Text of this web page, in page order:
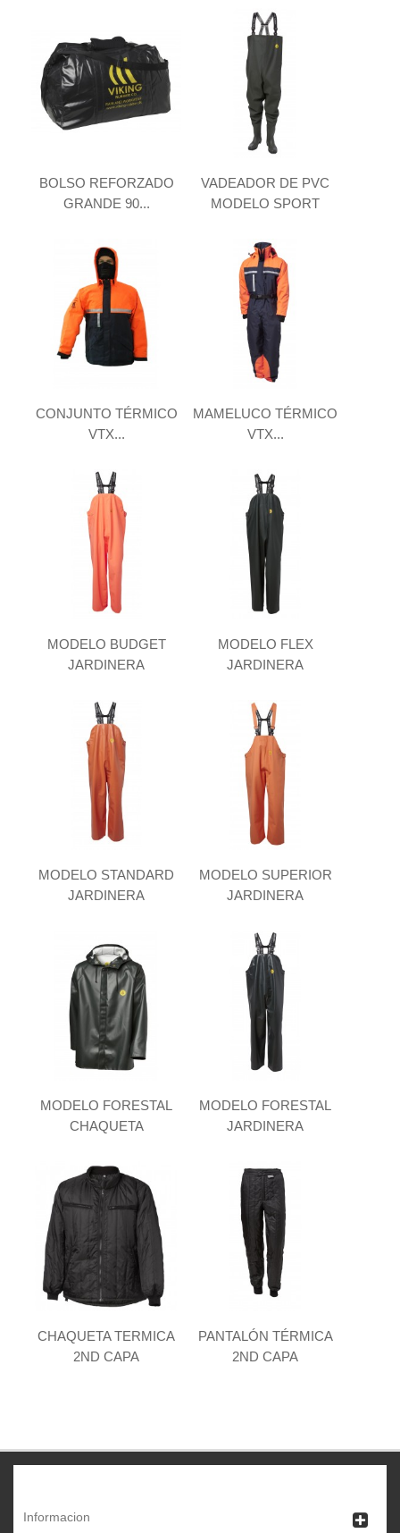
BOLSO REFORZADO
GRANDE 90...
VADEADOR DE PVC
MODELO SPORT
CONJUNTO TÉRMICO
VTX...
MAMELUCO TÉRMICO
VTX...
MODELO BUDGET
JARDINERA
MODELO FLEX
JARDINERA
MODELO STANDARD
JARDINERA
MODELO SUPERIOR
JARDINERA
MODELO FORESTAL
CHAQUETA
MODELO FORESTAL
JARDINERA
CHAQUETA TERMICA
2ND CAPA
PANTALÓN TÉRMICA
2ND CAPA
Informacion